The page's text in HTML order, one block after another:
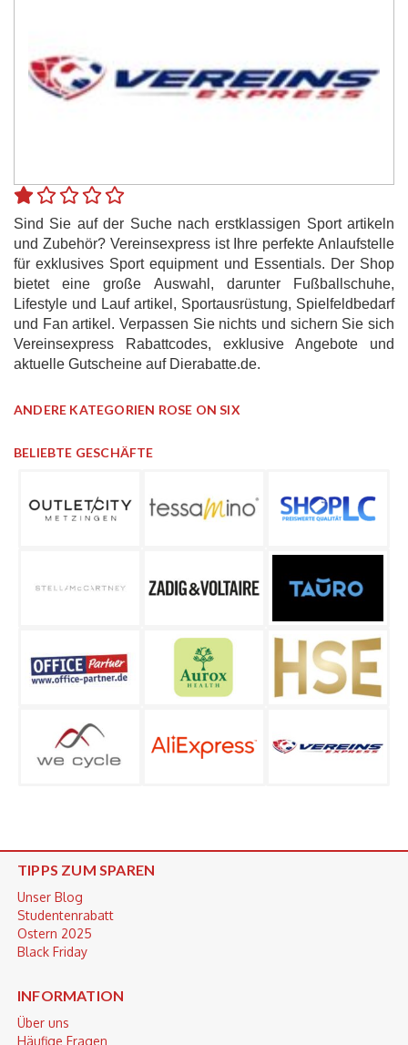
Sind Sie auf der Suche nach erstklassigen Sport artikeln
und Zubehör? Vereinsexpress ist Ihre perfekte Anlaufstelle
für exklusives Sport equipment und Essentials. Der Shop
bietet eine große Auswahl, darunter Fußballschuhe,
Lifestyle und Lauf artikel, Sportausrüstung, Spielfeldbedarf
und Fan artikel. Verpassen Sie nichts und sichern Sie sich
Vereinsexpress Rabattcodes, exklusive Angebote und
aktuelle Gutscheine auf Dierabatte.de.
ANDERE KATEGORIEN ROSE ON SIX
BELIEBTE GESCHÄFTE
TIPPS ZUM SPAREN
Unser Blog
Studentenrabatt
Ostern 2025
Black Friday
INFORMATION
Über uns
Häufige Fragen